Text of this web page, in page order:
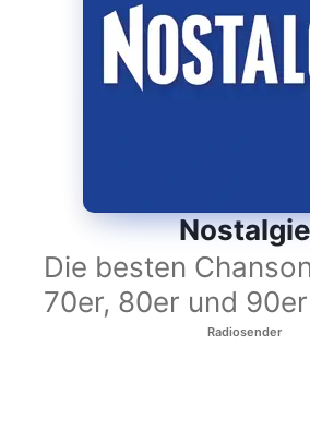
Apple Music
Nostalgie
Die besten
70er, 80er und 90er
Radiosender